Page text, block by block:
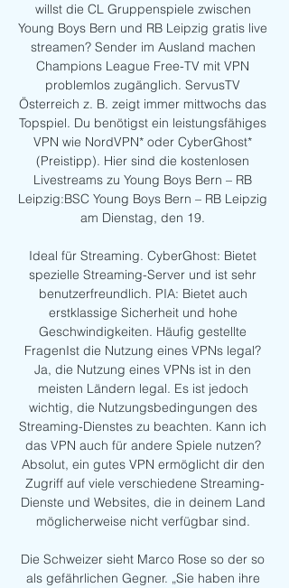
willst die CL Gruppenspiele zwischen
Young Boys Bern und RB Leipzig gratis live
streamen? Sender im Ausland machen
Champions League Free-TV mit VPN
problemlos zugänglich. ServusTV
Österreich z. B. zeigt immer mittwochs das
Topspiel. Du benötigst ein leistungsfähiges
VPN wie NordVPN* oder CyberGhost*
(Preistipp). Hier sind die kostenlosen
Livestreams zu Young Boys Bern – RB
Leipzig:BSC Young Boys Bern – RB Leipzig
am Dienstag, den 19.
Ideal für Streaming. CyberGhost: Bietet
spezielle Streaming-Server und ist sehr
benutzerfreundlich. PIA: Bietet auch
erstklassige Sicherheit und hohe
Geschwindigkeiten. Häufig gestellte
FragenIst die Nutzung eines VPNs legal?
Ja, die Nutzung eines VPNs ist in den
meisten Ländern legal. Es ist jedoch
wichtig, die Nutzungsbedingungen des
Streaming-Dienstes zu beachten. Kann ich
das VPN auch für andere Spiele nutzen?
Absolut, ein gutes VPN ermöglicht dir den
Zugriff auf viele verschiedene Streaming-
Dienste und Websites, die in deinem Land
möglicherweise nicht verfügbar sind.
Die Schweizer sieht Marco Rose so der so
als gefährlichen Gegner. „Sie haben ihre